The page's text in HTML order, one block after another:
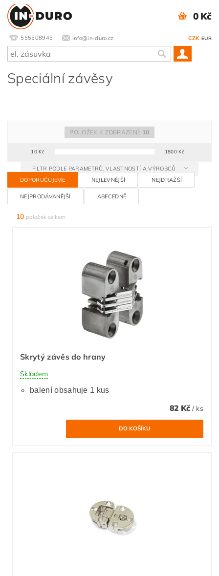
555508945 info@in-duro.cz CZK EUR
0 Kč
Speciální závěsy
10Kč 1800 Kč
POLOŽEK K ZOBRAZENÍ: 10
FILTR PODLE PARAMETRŮ, VLASTNOSTÍ A VÝROBCŮ
DOPORUČUJEME
NEJLEVNĚJŠÍ NEJDRAŽŠÍ
NEJPRODÁVANĚJŠÍ ABECEDNĚ
10 položek celkem
Skrytý závěs do hrany
Skladem
balení obsahuje 1 kus
82 Kč / ks